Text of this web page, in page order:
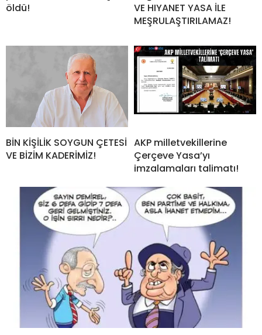
öldü!
VE HIYANET YASA İLE
MEŞRULAŞTIRILAMAZ!
BİN KİŞİLİK SOYGUN ÇETESİ
VE BİZİM KADERİMİZ!
AKP milletvekillerine
Çerçeve Yasa’yı
imzalamaları talimatı!